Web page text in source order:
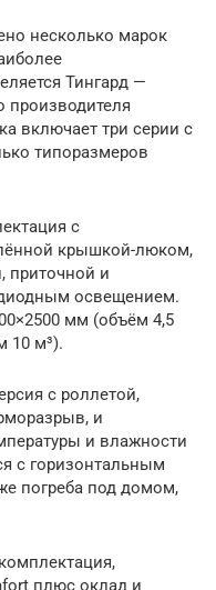
несколько марок
Тингард —
производителя
включает три серии с
типоразмеров
с
крышкой-люком,
приточной и
освещением.
мм (объём 4,5
10 м³).
с роллетой,
и
и влажности
с горизонтальным
погреба под домом,
плюс оклад и